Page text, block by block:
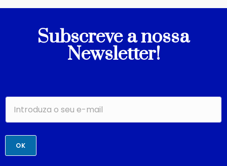
Subscreve a nossa
Newsletter!
OK